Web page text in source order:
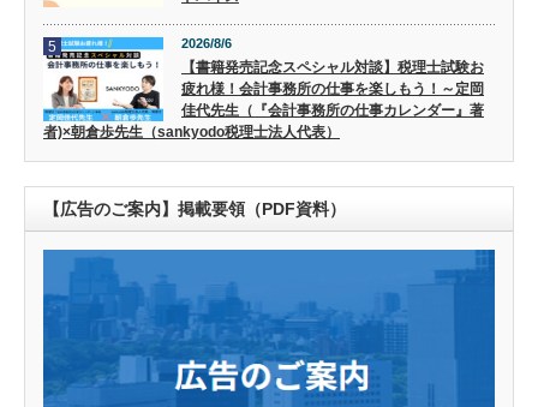
5 2026/8/6
【書籍発売記念スペシャル対談】税理士試験お
疲れ様！会計事務所の仕事を楽しもう！～定岡
佳代先生（『会計事務所の仕事カレンダー』著
者)×朝倉歩先生（sankyodo税理士法人代表）
【広告のご案内】掲載要領（PDF資料）